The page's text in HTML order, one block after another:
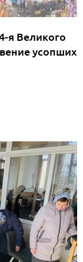
я Великого
усопших